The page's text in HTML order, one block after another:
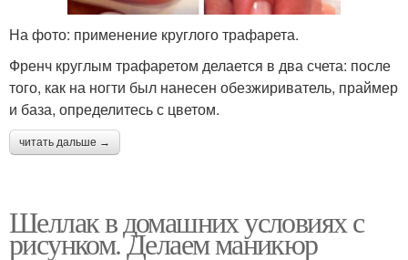
На фото: применение круглого трафарета.
Френч круглым трафаретом делается в два счета: после
того, как на ногти был нанесен обезжириватель, праймер
и база, определитесь с цветом.
читать дальше →
Шеллак в домашних условиях с
рисунком. Делаем маникюр